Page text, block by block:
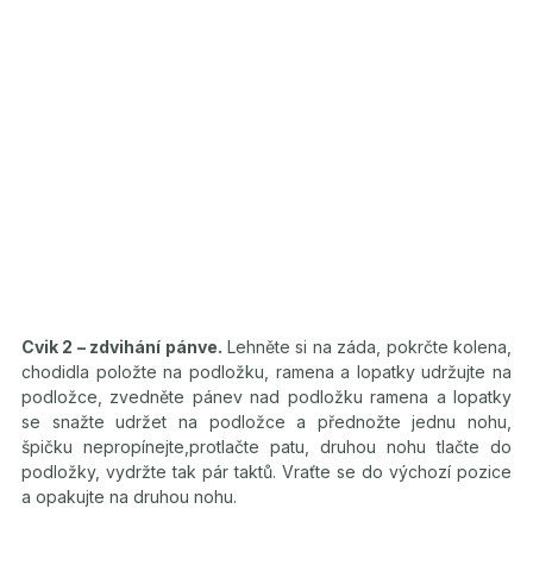
Cvik 2 – zdvihání pánve. Lehněte si na záda, pokrčte kolena,
chodidla položte na podložku, ramena a lopatky udržujte na
podložce, zvedněte pánev nad podložku ramena a lopatky
se snažte udržet na podložce a přednožte jednu nohu,
špičku nepropínejte,protlačte patu, druhou nohu tlačte do
podložky, vydržte tak pár taktů. Vraťte se do výchozí pozice
a opakujte na druhou nohu.